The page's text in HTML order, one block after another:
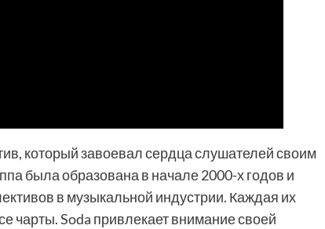
который завоевал сердца слушателей своим
была образована в начале 2000-х годов и
в музыкальной индустрии. Каждая их
чарты. Soda привлекает внимание своей